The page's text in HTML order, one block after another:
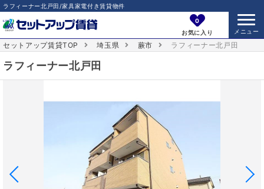
ラフィーナー北戸田/家具家電付き賃貸物件
0
お気に入り
セットアップ賃貸TOP 埼玉県 蕨市 ラフィーナー北戸田
ラフィーナー北戸田